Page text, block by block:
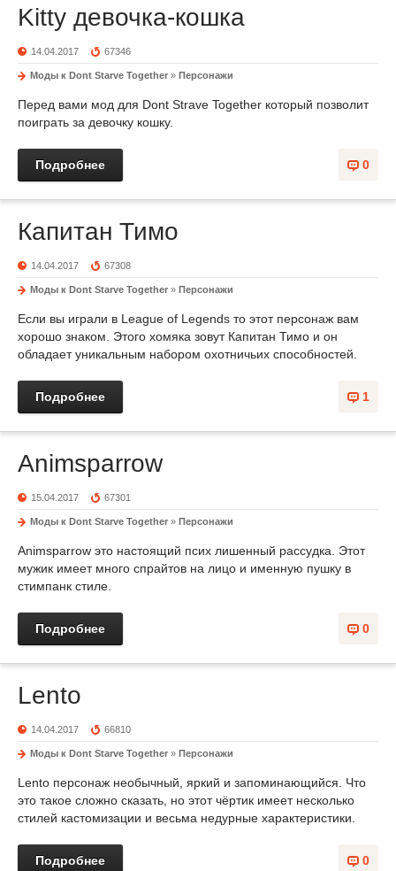
Kitty девочка-кошка
14.04.2017 67346
Моды к Dont Starve Together » Персонажи
Перед вами мод для Dont Strave Together который позволит
поиграть за девочку кошку.
0
Подробнее
Капитан Тимо
14.04.2017 67308
Моды к Dont Starve Together » Персонажи
Если вы играли в League of Legends то этот персонаж вам
хорошо знаком. Этого хомяка зовут Капитан Тимо и он
обладает уникальным набором охотничьих способностей.
1
Подробнее
Animsparrow
15.04.2017 67301
Моды к Dont Starve Together » Персонажи
Animsparrow это настоящий псих лишенный рассудка. Этот
мужик имеет много спрайтов на лицо и именную пушку в
стимпанк стиле.
0
Подробнее
Lento
14.04.2017 66810
Моды к Dont Starve Together » Персонажи
Lento персонаж необычный, яркий и запоминающийся. Что
это такое сложно сказать, но этот чёртик имеет несколько
стилей кастомизации и весьма недурные характеристики.
0
Подробнее